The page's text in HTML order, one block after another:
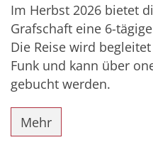
Im Herbst 2026 bietet
Grafschaft eine 6-
Die Reise wird
Funk und kann über
gebucht werden.
Mehr